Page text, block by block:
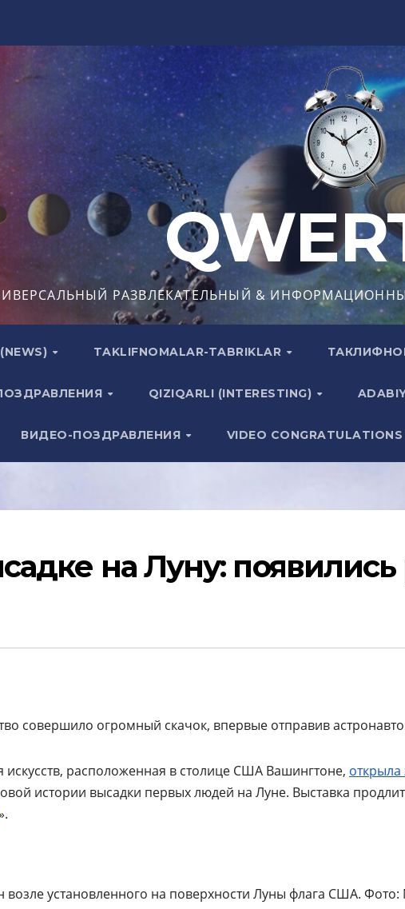
РАЗВЛЕКАТЕЛЬНЫЙ &
TAKLIFNOMALAR-TABRIKLAR
QIZIQARLI (INTERESTING)
ВИДЕО-ПОЗДРАВЛЕНИЯ VIDEO CONGRATULATIONS
на Луну:
совершило огромный скачок, впервые отправив
искусств, расположенная в столице США Вашингтоне,
истории высадки первых людей на Луне. Выставка
возле установленного на поверхности Луны флага США. Фото: